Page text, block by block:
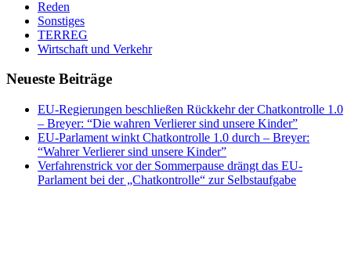
Reden
Sonstiges
TERREG
Wirtschaft und Verkehr
Neueste Beiträge
EU-Regierungen beschließen Rückkehr der Chatkontrolle 1.0
– Breyer: “Die wahren Verlierer sind unsere Kinder”
EU-Parlament winkt Chatkontrolle 1.0 durch – Breyer:
“Wahrer Verlierer sind unsere Kinder”
Verfahrenstrick vor der Sommerpause drängt das EU-
Parlament bei der „Chatkontrolle“ zur Selbstaufgabe